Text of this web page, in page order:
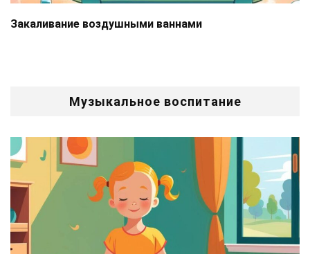
Закаливание воздушными ваннами
Музыкальное воспитание